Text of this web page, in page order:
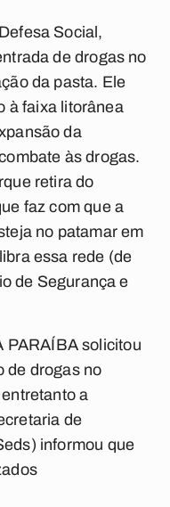
Social,
de drogas no
da pasta. Ele
à faixa litorânea
da
às drogas.
retira do
faz com que a
no patamar em
essa rede (de
de Segurança e
PARAÍBA solicitou
de drogas no
a
de
informou que